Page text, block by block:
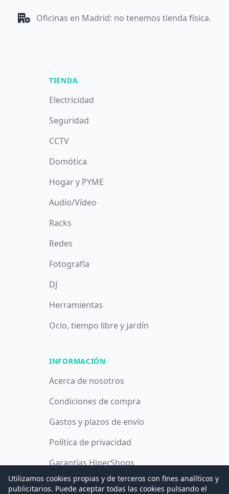
Oficinas en Madrid: no tenemos tienda física.
TIENDA
Electricidad
Seguridad
CCTV
Domótica
Hogar y PYME
Audio/Vídeo
Racks
Redes
Fotografía
DJ
Herramientas
Ocio, tiempo libre y jardín
INFORMACIÓN
Acerca de nosotros
Condiciones de compra
Gastos y plazos de envío
Política de privacidad
Garantías HiperShops
Política de cookies
Utilizamos cookies propias y de terceros con fines analíticos y
publicitarios. Puede aceptar todas las cookies pulsando el